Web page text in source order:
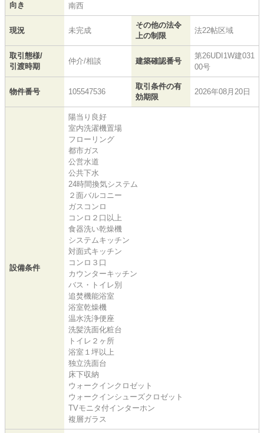
向き 南西
現況 未完成
その他の法令
上の制限
法22帖区域
取引態様/
引渡時期
仲介/相談 建築確認番号
第26UDI1W建031
00号
物件番号 105547536
取引条件の有
効期限
2026年08月20日
設備条件
陽当り良好
室内洗濯機置場
フローリング
都市ガス
公営水道
公共下水
24時間換気システム
２面バルコニー
ガスコンロ
コンロ２口以上
食器洗い乾燥機
システムキッチン
対面式キッチン
コンロ３口
カウンターキッチン
バス・トイレ別
追焚機能浴室
浴室乾燥機
温水洗浄便座
洗髪洗面化粧台
トイレ２ヶ所
浴室１坪以上
独立洗面台
床下収納
ウォークインクロゼット
ウォークインシューズクロゼット
TVモニタ付インターホン
複層ガラス